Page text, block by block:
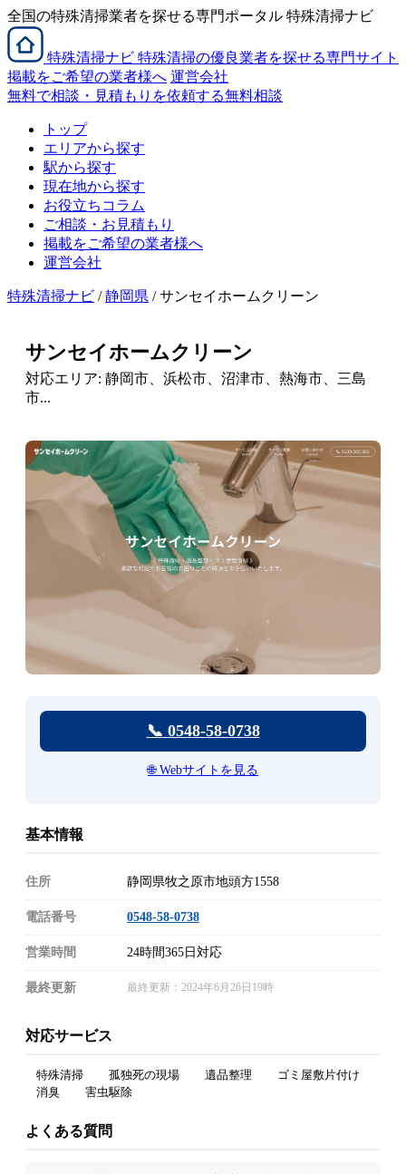
全国の特殊清掃業者を探せる専門ポータル 特殊清掃ナビ
特殊清掃ナビ 特殊清掃の優良業者を探せる専門サイト
掲載をご希望の業者様へ 運営会社
無料で相談・見積もりを依頼する無料相談
トップ
エリアから探す
駅から探す
現在地から探す
お役立ちコラム
ご相談・お見積もり
掲載をご希望の業者様へ
運営会社
特殊清掃ナビ /静岡県 / サンセイホームクリーン
サンセイホームクリーン
対応エリア: 静岡市、浜松市、沼津市、熱海市、三島
市...
📞 0548-58-0738
🌐 Webサイトを見る
基本情報
住所 静岡県牧之原市地頭方1558
電話番号 0548-58-0738
営業時間 24時間365日対応
最終更新 最終更新：2024年6月26日19時
対応サービス
特殊清掃 孤独死の現場 遺品整理
ゴミ屋敷片付け
消臭
害虫駆除
よくある質問